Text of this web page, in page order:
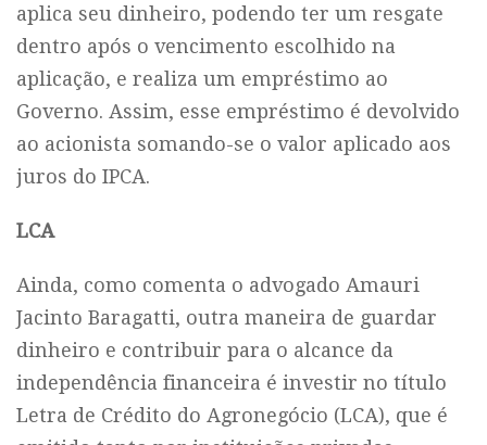
aplica seu dinheiro, podendo ter um resgate
dentro após o vencimento escolhido na
aplicação, e realiza um empréstimo ao
Governo. Assim, esse empréstimo é devolvido
ao acionista somando-se o valor aplicado aos
juros do IPCA.
LCA
Ainda, como comenta o advogado Amauri
Jacinto Baragatti, outra maneira de guardar
dinheiro e contribuir para o alcance da
independência financeira é investir no título
Letra de Crédito do Agronegócio (LCA), que é